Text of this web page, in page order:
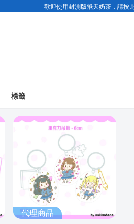
歡迎使用封測版飛天奶茶，請按
標籤
代理商品